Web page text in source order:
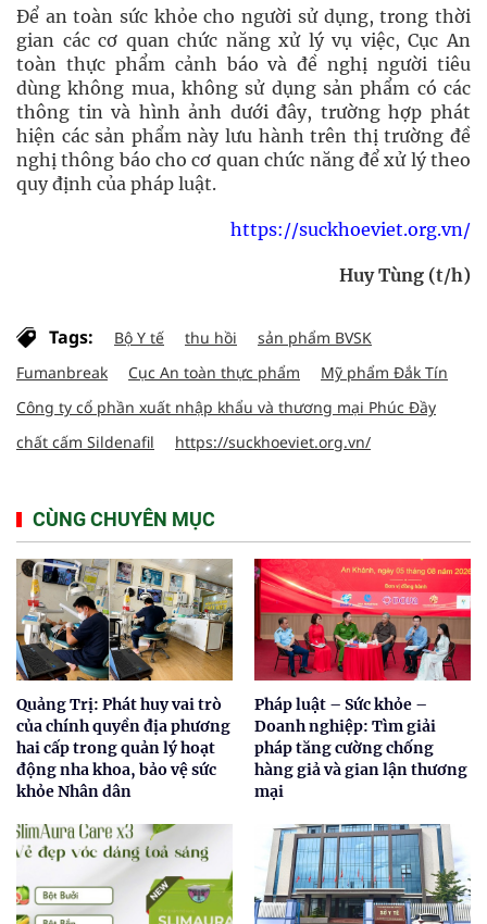
Để an toàn sức khỏe cho người sử dụng, trong thời
gian các cơ quan chức năng xử lý vụ việc, Cục An
toàn thực phẩm cảnh báo và đề nghị người tiêu
dùng không mua, không sử dụng sản phẩm có các
thông tin và hình ảnh dưới đây, trường hợp phát
hiện các sản phẩm này lưu hành trên thị trường đề
nghị thông báo cho cơ quan chức năng để xử lý theo
quy định của pháp luật.
https://suckhoeviet.org.vn/
Huy Tùng (t/h)
Tags: Bộ Y tế thu hồi
sản phẩm BVSK
Fumanbreak
Cục An toàn thực phẩm
Mỹ phẩm Đắk Tín
Công ty cổ phần xuất nhập khẩu và thương mại Phúc Đầy
chất cấm Sildenafil
https://suckhoeviet.org.vn/
CÙNG CHUYÊN MỤC
Quảng Trị: Phát huy vai trò
của chính quyền địa phương
hai cấp trong quản lý hoạt
động nha khoa, bảo vệ sức
khỏe Nhân dân
Pháp luật – Sức khỏe –
Doanh nghiệp: Tìm giải
pháp tăng cường chống
hàng giả và gian lận thương
mại